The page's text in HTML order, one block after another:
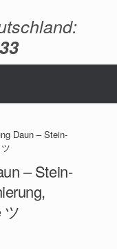
Daun – Stein-
– Stein-
ツ